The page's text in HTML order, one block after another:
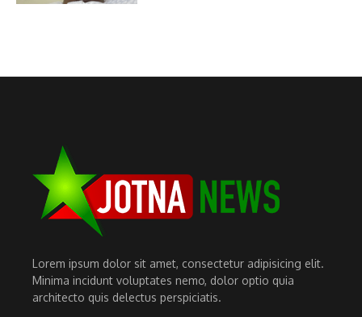
Lorem ipsum dolor sit amet, consectetur adipisicing elit.
Minima incidunt voluptates nemo, dolor optio quia
architecto quis delectus perspiciatis.